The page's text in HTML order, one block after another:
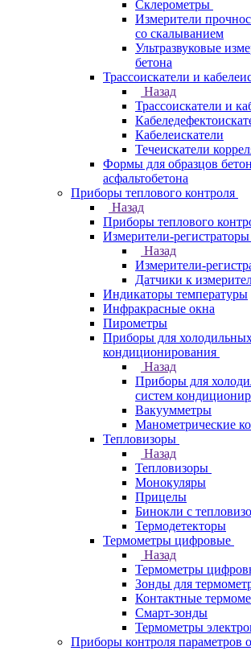
Склерометры
Измерители
со скалыванием
Ультразвуковые
бетона
Трассоискатели и
Назад
Трассоискатели и
Кабелеискатели
Течеискатели
Формы для образцов
асфальтобетона
Приборы теплового контроля
Назад
Приборы теплового
Измерители-регистраторы
Назад
Измерители-
Датчики к
Индикаторы температуры
Инфракрасные окна
Пирометры
Приборы для
кондиционирования
Назад
Приборы для
систем
Вакуумметры
Манометрические
Тепловизоры
Назад
Тепловизоры
Монокуляры
Прицелы
Бинокли с
Термодетекторы
Термометры цифровые
Назад
Термометры
Зонды для
Контактные
Смарт-зонды
Термометры
Приборы контроля параметров